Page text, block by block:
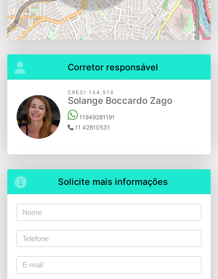
Corretor responsável
CRECI 154.513
Solange Boccardo Zago
11949281191
11 42810531
Solicite mais informações